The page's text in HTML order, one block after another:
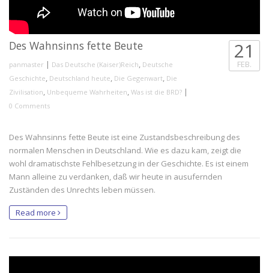
Des Wahnsinns fette Beute
panmaster | Das Deutsche (Kaiser)Reich, Deutsche
Geschichte, Deutschland heute, Die Gegenwart, Die
Zivilisation, Unbequeme Wahrheiten, Was ist die BRD? |
0 Comments
21
FEB.
Des Wahnsinns fette Beute ist eine Zustandsbeschreibung des
normalen Menschen in Deutschland. Wie es dazu kam, zeigt die
wohl dramatischste Fehlbesetzung in der Geschichte. Es ist einem
Mann alleine zu verdanken, daß wir heute in ausufernden
Zuständen des Unrechts leben müssen.
Read more